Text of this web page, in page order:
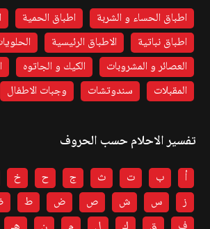
اطباق الحساء و الشربة اطباق الحمية
اطباق نباتية
الاطباق الرئيسية
العصائر و المشروبات
الكيك و الجاتوه
المقبلات
سندوتشات وجبات الاطفال
تفسير الاحلام حسب الحروف
أ ب ت ث ج ح خ
ز
س ش ص ض ط